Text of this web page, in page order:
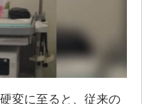
変に至ると、従来の